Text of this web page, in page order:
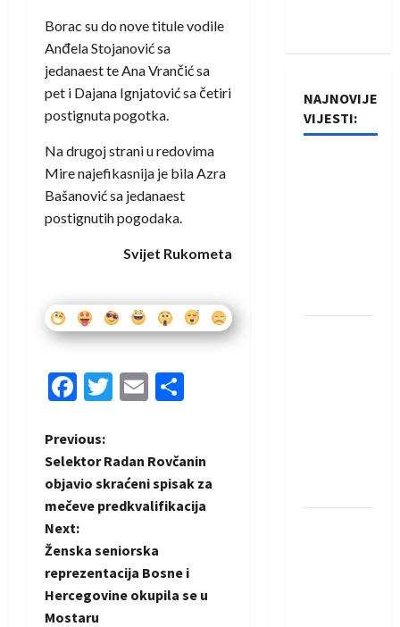
Borac su do nove titule vodile
Anđela Stojanović sa
jedanaest te Ana Vrančić sa
pet i Dajana Ignjatović sa četiri
postignuta pogotka.
Na drugoj strani u redovima
Mire najefikasnija je bila Azra
Bašanović sa jedanaest
postignutih pogodaka.
Svijet Rukometa
Facebook
Twitter
Email
P
o
s
t
n
Previous:
Selektor Radan Rovčanin
objavio skraćeni spisak za
mečeve predkvalifikacija
Next:
Ženska seniorska
reprezentacija Bosne i
Hercegovine okupila se u
Mostaru
NAJNOVIJE
VIJESTI: